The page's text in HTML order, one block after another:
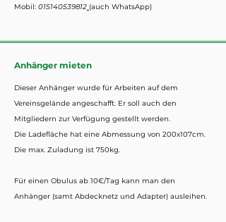
Mobil: 015140539812 (auch WhatsApp)
Anhänger mieten
Dieser Anhänger wurde für Arbeiten auf dem
Vereinsgelände angeschafft. Er soll auch den
Mitgliedern zur Verfügung gestellt werden.
Die Ladefläche hat eine Abmessung von 200x107cm.
Die max. Zuladung ist 750kg.
Für einen Obulus ab 10€/Tag kann man den
Anhänger (samt Abdecknetz und Adapter) ausleihen.